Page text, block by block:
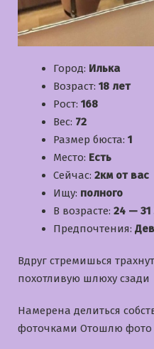
Город: Илька
Возраст: 18 лет
Рост: 168
Вес: 72
Размер бюста: 1
Место: Есть
Сейчас: 2км от вас
Ищу: полного
В возрасте: 24 — 31
Предпочтения:
Вдруг стремишься
похотливую шлюху сзади
Намерена делиться
фоточками Отошлю фото